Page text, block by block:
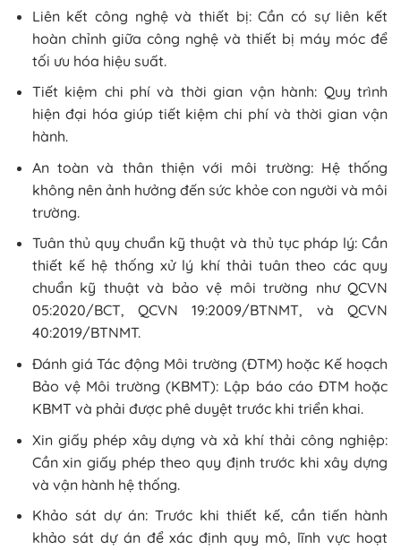
Liên kết công nghệ và thiết bị: Cần có sự liên kết
hoàn chỉnh giữa công nghệ và thiết bị máy móc để
tối ưu hóa hiệu suất.
Tiết kiệm chi phí và thời gian vận hành: Quy trình
hiện đại hóa giúp tiết kiệm chi phí và thời gian vận
hành.
An toàn và thân thiện với môi trường: Hệ thống
không nên ảnh hưởng đến sức khỏe con người và môi
trường.
Tuân thủ quy chuẩn kỹ thuật và thủ tục pháp lý: Cần
thiết kế hệ thống xử lý khí thải tuân theo các quy
chuẩn kỹ thuật và bảo vệ môi trường như QCVN
05:2020/BCT, QCVN 19:2009/BTNMT, và QCVN
40:2019/BTNMT.
Đánh giá Tác động Môi trường (ĐTM) hoặc Kế hoạch
Bảo vệ Môi trường (KBMT): Lập báo cáo ĐTM hoặc
KBMT và phải được phê duyệt trước khi triển khai.
Xin giấy phép xây dựng và xả khí thải công nghiệp:
Cần xin giấy phép theo quy định trước khi xây dựng
và vận hành hệ thống.
Khảo sát dự án: Trước khi thiết kế, cần tiến hành
khảo sát dự án để xác định quy mô, lĩnh vực hoạt